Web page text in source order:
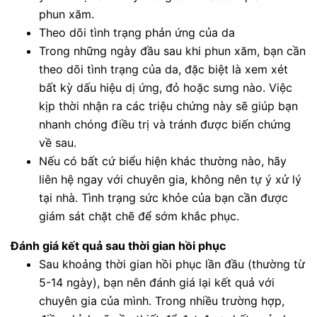
phun xăm.
Theo dõi tình trạng phản ứng của da
Trong những ngày đầu sau khi phun xăm, bạn cần
theo dõi tình trạng của da, đặc biệt là xem xét
bất kỳ dấu hiệu dị ứng, đỏ hoặc sưng nào. Việc
kịp thời nhận ra các triệu chứng này sẽ giúp bạn
nhanh chóng điều trị và tránh được biến chứng
về sau.
Nếu có bất cứ biểu hiện khác thường nào, hãy
liên hệ ngay với chuyên gia, không nên tự ý xử lý
tại nhà. Tình trạng sức khỏe của bạn cần được
giám sát chặt chẽ để sớm khắc phục.
Đánh giá kết quả sau thời gian hồi phục
Sau khoảng thời gian hồi phục lần đầu (thường từ
5-14 ngày), bạn nên đánh giá lại kết quả với
chuyên gia của mình. Trong nhiều trường hợp,